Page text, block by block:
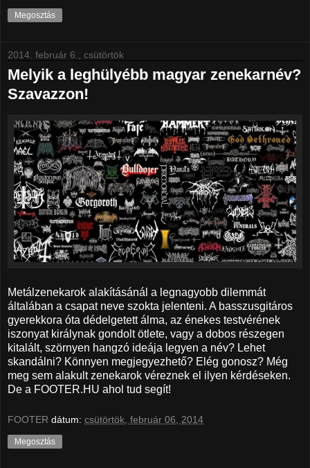
Megosztás
2014. február 6., csütörtök
Melyik a leghülyébb magyar zenekarnév?
Szavazzon!
Metálzenekarok alakításánál a legnagyobb dilemmát
általában a csapat neve szokta jelenteni. A basszusgitáros
gyerekkora óta dédelgetett álma, az énekes testvérének
iszonyat királynak gondolt ötlete, vagy a dobos részegen
kitalált, szörnyen hangzó ideája legyen a név? Lehet
skandálni? Könnyen megjegyezhető? Elég gonosz? Még
meg sem alakult zenekarok véreznek el ilyen kérdéseken.
De a FOOTER.HU ahol tud segít!
FOOTER dátum: csütörtök, február 06, 2014
Megosztás